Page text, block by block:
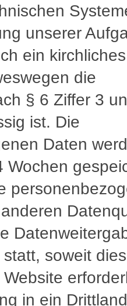
unserer
ein kirchliches
die
§ 6 Ziffer 3
ist. Die
Daten
Wochen
soweit
in ein